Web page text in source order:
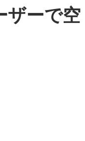
ザーで空